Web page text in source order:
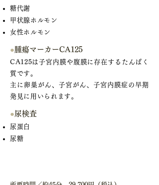
糖代謝
甲状腺ホルモン
女性ホルモン
●腫瘍マーカーCA125
CA125は子宮内膜や腹膜に存在するたんぱく
質です。
主に卵巣がん、子宮がん、子宮内膜症の早期
発見に用いられます。
●尿検査
尿蛋白
尿糖